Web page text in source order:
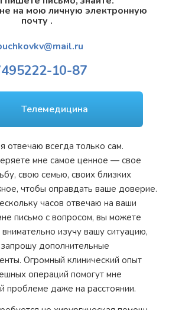
на мою личную электронную
почту .
495222-10-87
Телемедицина
отвечаю всегда только сам.
мне самое ценное — свое
свою семью, своих близких
чтобы оправдать ваше доверие.
часов отвечаю на ваши
письмо с вопросом, вы можете
изучу вашу ситуацию,
дополнительные
Огромный клинический опыт
операций помогут мне
проблеме даже на расстоянии.